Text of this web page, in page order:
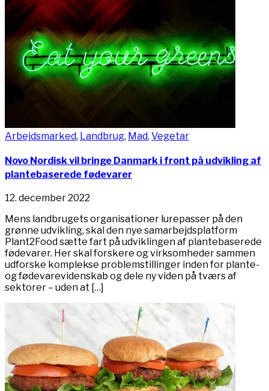
Arbejdsmarked, Landbrug, Mad, Vegetar
Novo Nordisk vil bringe Danmark i front på udvikling af
plantebaserede fødevarer
12. december 2022
Mens landbrugets organisationer lurepasser på den
grønne udvikling, skal den nye samarbejdsplatform
Plant2Food sætte fart på udviklingen af plantebaserede
fødevarer. Her skal forskere og virksomheder sammen
udforske komplekse problemstillinger inden for plante-
og fødevarevidenskab og dele ny viden på tværs af
sektorer – uden at […]